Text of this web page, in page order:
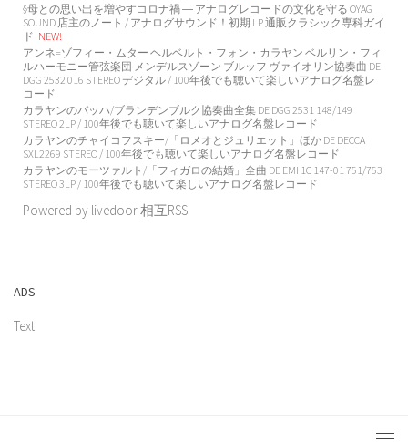
§母との思い出を増やすコロナ禍 ― アナログレコードの文化を守る OYAG
SOUND 店主のノート / アナログサウンド！初期 LP 通販クラシック専科ガイ
ド NEW!
アンネ=ゾフィー・ムター ヘルベルト・フォン・カラヤン ベルリン・フィ
ルハーモニー管弦楽団 メンデルスゾーン ブルッフ ヴァイオリン協奏曲 DE
DGG 2532 016 STEREO デジタル / 100年後でも聴いて楽しいアナログ名盤レ
コード
カラヤンのバッハ/ブランデンブルク協奏曲全集 DE DGG 2531 148/149
STEREO 2LP / 100年後でも聴いて楽しいアナログ名盤レコード
カラヤンのチャイコフスキー/「ロメオとジュリエット」ほか DE DECCA
SXL2269 STEREO / 100年後でも聴いて楽しいアナログ名盤レコード
カラヤンのモーツァルト/「フィガロの結婚」全曲 DE EMI 1C 147-01 751/753
STEREO 3LP / 100年後でも聴いて楽しいアナログ名盤レコード
Powered by livedoor 相互RSS
ADS
Text